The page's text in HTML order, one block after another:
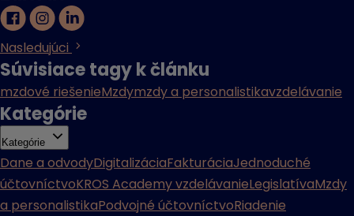
Nasledujúci
Súvisiace tagy k článku
mzdové riešenieMzdymzdy a personalistikavzdelávanie
Kategórie
Kategórie
Dane a odvodyDigitalizáciaFakturáciaJednoduché
účtovníctvoKROS Academy vzdelávanieLegislatívaMzdy
a personalistikaPodvojné účtovníctvoRiadenie